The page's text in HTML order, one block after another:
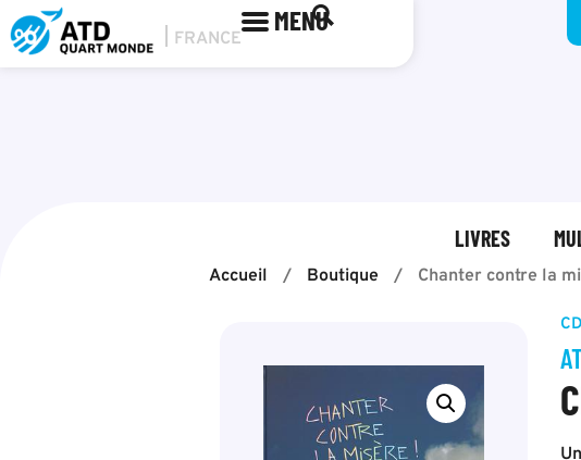
MENU
LIVRES
Accueil / Boutique / Chanter contre la
CD